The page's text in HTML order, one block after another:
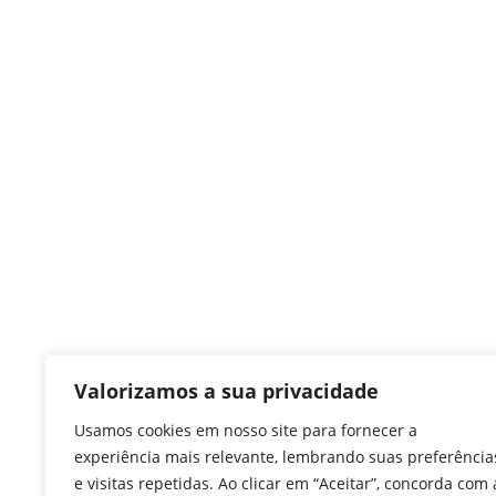
Valorizamos a sua privacidade
Usamos cookies em nosso site para fornecer a
experiência mais relevante, lembrando suas
e visitas repetidas. Ao clicar em “Aceitar”, concorda com